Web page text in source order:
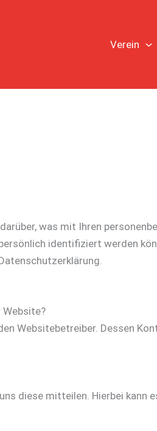
Verein
was mit Ihren
identifiziert werden
Websitebetreiber. Dessen
diese mitteilen. Hierbei kann